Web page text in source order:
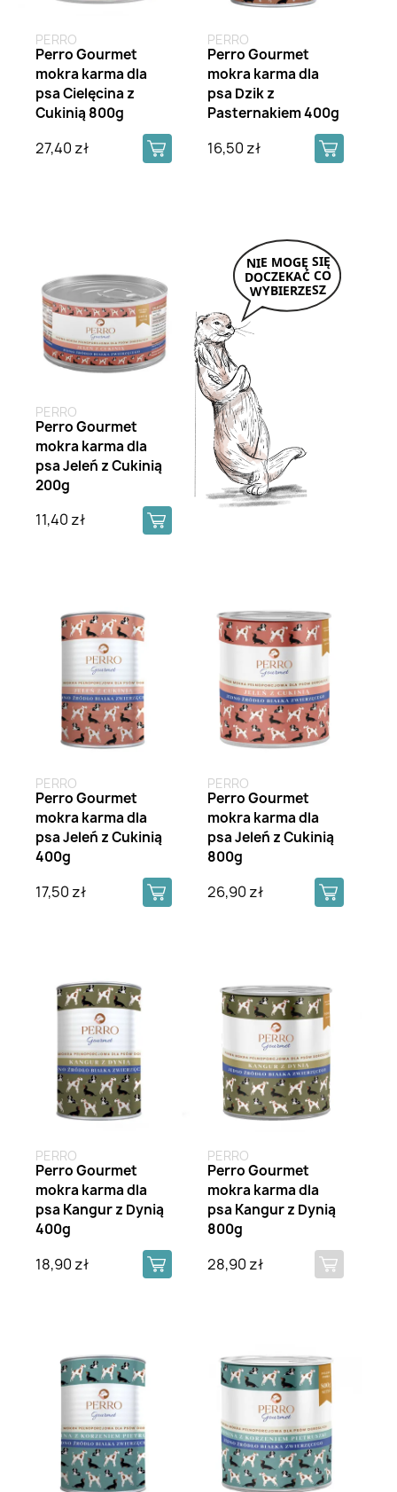
PERRO
Perro Gourmet
mokra karma dla
psa Cielęcina z
Cukinią 800g
27,40 zł
PERRO
Perro Gourmet
mokra karma dla
psa Dzik z
Pasternakiem 400g
16,50 zł
PERRO
Perro Gourmet
mokra karma dla
psa Jeleń z Cukinią
200g
11,40 zł
PERRO
Perro Gourmet
mokra karma dla
psa Jeleń z Cukinią
400g
17,50 zł
PERRO
Perro Gourmet
mokra karma dla
psa Jeleń z Cukinią
800g
26,90 zł
PERRO
Perro Gourmet
mokra karma dla
psa Kangur z Dynią
400g
18,90 zł
PERRO
Perro Gourmet
mokra karma dla
psa Kangur z Dynią
800g
28,90 zł